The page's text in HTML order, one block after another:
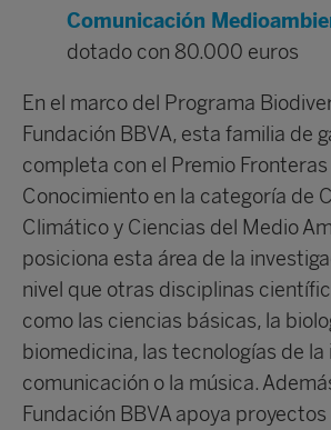
Comunicación
dotado con 80.000 euros
En el marco del Programa
Fundación BBVA, esta familia de
completa con el Premio Fronteras
Conocimiento en la categoría de
Climático y Ciencias del Medio
posiciona esta área de la
nivel que otras disciplinas
como las ciencias básicas, la
biomedicina, las tecnologías de
comunicación o la música.
Fundación BBVA apoya proyectos